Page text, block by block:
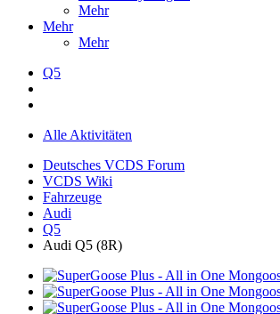
Mehr
Mehr
Mehr
Q5
Alle Aktivitäten
Deutsches VCDS Forum
VCDS Wiki
Fahrzeuge
Audi
Q5
Audi Q5 (8R)